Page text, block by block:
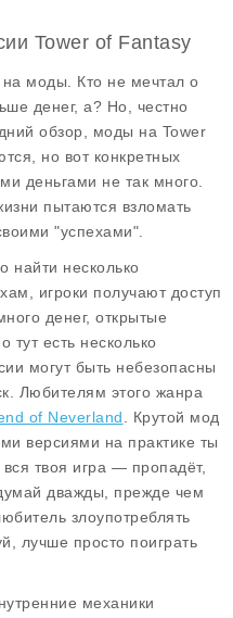
Tower of Fantasy
моды. Кто не мечтал о
денег, а? Но, честно
обзор, моды на Tower
но вот конкретных
деньгами не так много.
пытаются взломать
"успехами".
найти несколько
игроки получают доступ
денег, открытые
тут есть несколько
могут быть небезопасны
Любителям этого жанра
of Neverland . Крутой мод
версиями на практике ты
твоя игра — пропадёт,
дважды, прежде чем
злоупотреблять
лучше просто поиграть
механики